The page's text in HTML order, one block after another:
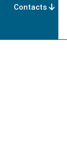
Contacts